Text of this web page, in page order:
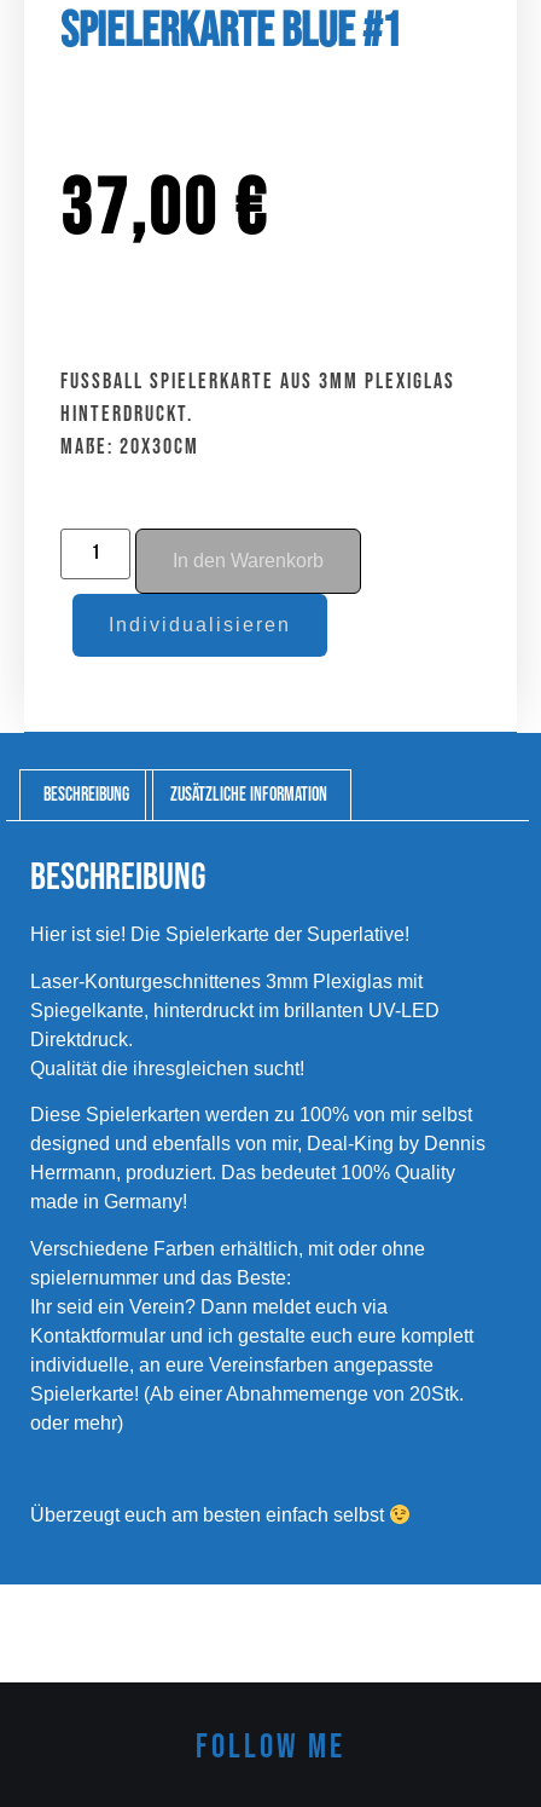
Spielerkarte Blue #1
37,00 €
Fussball Spielerkarte aus 3mm Plexiglas
hinterdruckt.
Maße: 20x30cm
In den Warenkorb
Individualisieren
Beschreibung Zusätzliche Information
Beschreibung
Hier ist sie! Die Spielerkarte der Superlative!
Laser-Konturgeschnittenes 3mm Plexiglas mit
Spiegelkante, hinterdruckt im brillanten UV-LED
Direktdruck.
Qualität die ihresgleichen sucht!
Diese Spielerkarten werden zu 100% von mir selbst
designed und ebenfalls von mir, Deal-King by Dennis
Herrmann, produziert. Das bedeutet 100% Quality
made in Germany!
Verschiedene Farben erhältlich, mit oder ohne
spielernummer und das Beste:
Ihr seid ein Verein? Dann meldet euch via
Kontaktformular und ich gestalte euch eure komplett
individuelle, an eure Vereinsfarben angepasste
Spielerkarte! (Ab einer Abnahmemenge von 20Stk.
oder mehr)
Überzeugt euch am besten einfach selbst
FOLLOW ME